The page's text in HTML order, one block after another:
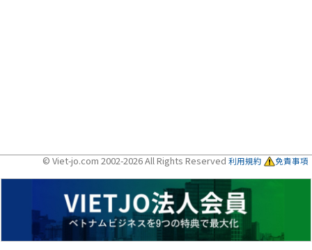
© Viet-jo.com 2002-2026 All Rights Reserved 利用規約 免責事項